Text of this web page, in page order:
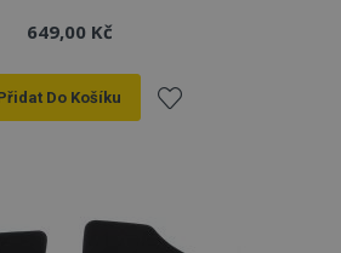
649,00 Kč
Do Košíku
oblíbeným